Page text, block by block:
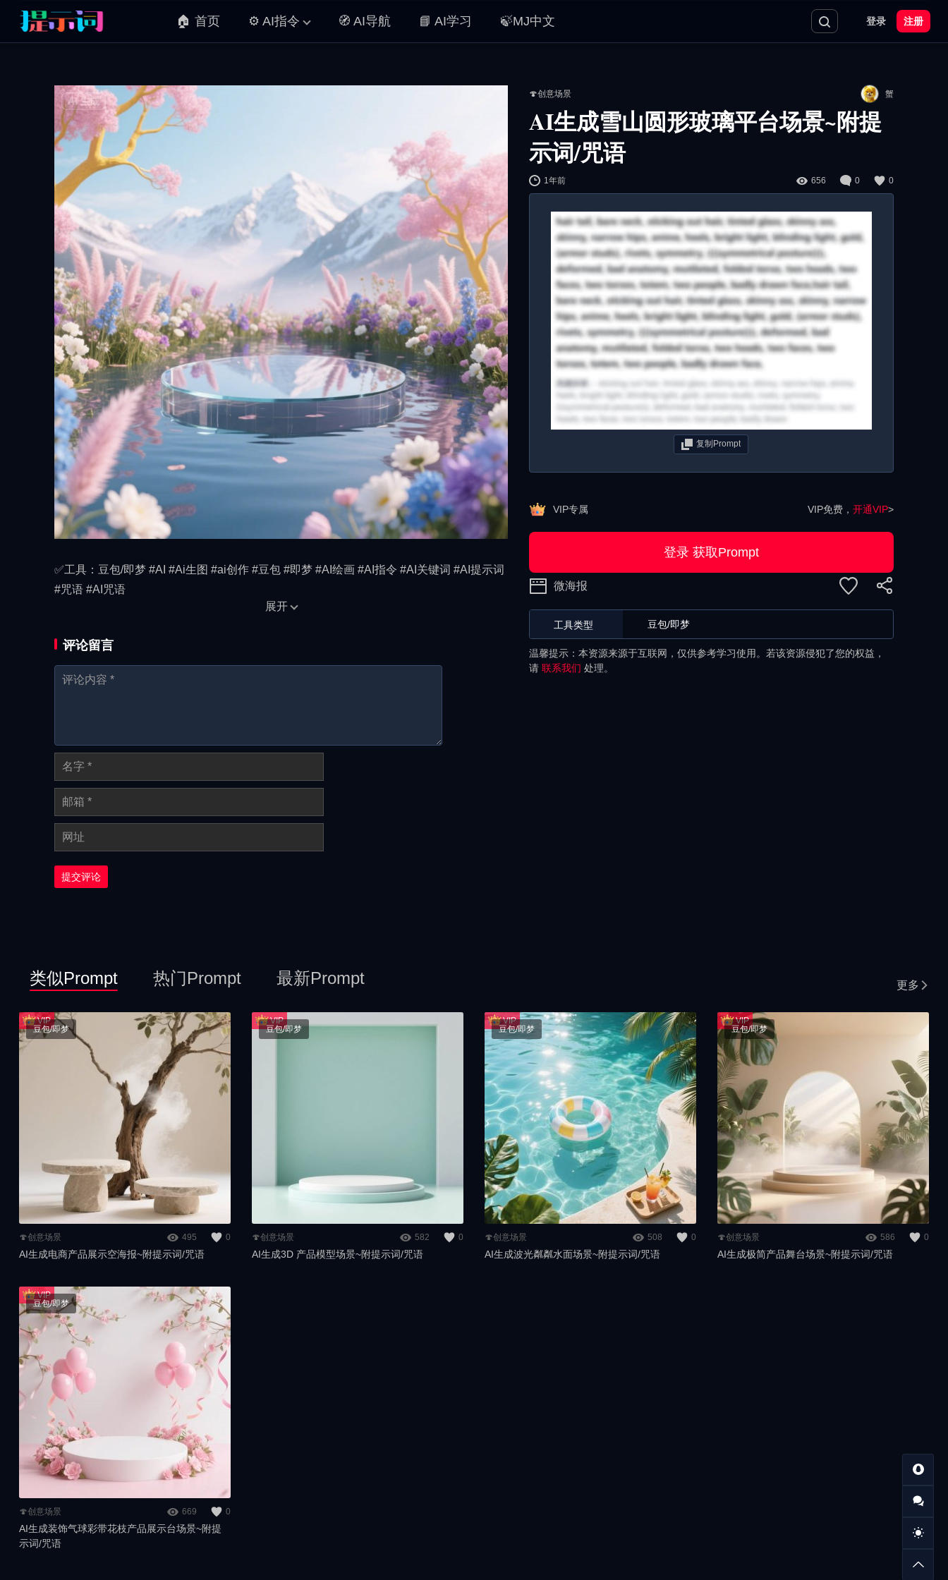
🏠 首页 ⚙️ AI指令 🧭 AI导航 📘 AI学习 🍃MJ中文 登录 注册
✅工具：豆包/即梦 #AI #Ai生图 #ai创作 #豆包 #即梦 #AI绘画 #AI指令 #AI关键词 #AI提示词
#咒语 #AI咒语
展开
评论留言
提交评论
🍄创意场景 蟹
AI生成雪山圆形玻璃平台场景~附提
示词/咒语
1年前 656 0 0
复制Prompt
VIP专属 VIP免费， 开通VIP>
登录 获取Prompt
微海报
工具类型 豆包/即梦
温馨提示：本资源来源于互联网，仅供参考学习使用。若该资源侵犯了您的权益，
请 联系我们 处理。
类似Prompt 热门Prompt 最新Prompt
🍄创意场景 495 0
AI生成电商产品展示空海报~附提示词/咒语
豆包/即梦
🍄创意场景 582 0
AI生成3D 产品模型场景~附提示词/咒语
豆包/即梦
🍄创意场景 508 0
AI生成波光粼粼水面场景~附提示词/咒语
豆包/即梦
🍄创意场景 586 0
AI生成极简产品舞台场景~附提示词/咒语
豆包/即梦
🍄创意场景 669 0
AI生成装饰气球彩带花枝产品展示台场景~附提
示词/咒语
豆包/即梦
更多